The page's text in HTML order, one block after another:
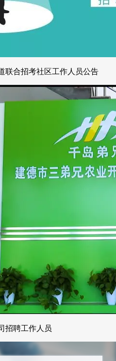
联合招考社区工作人员公告
招聘工作人员